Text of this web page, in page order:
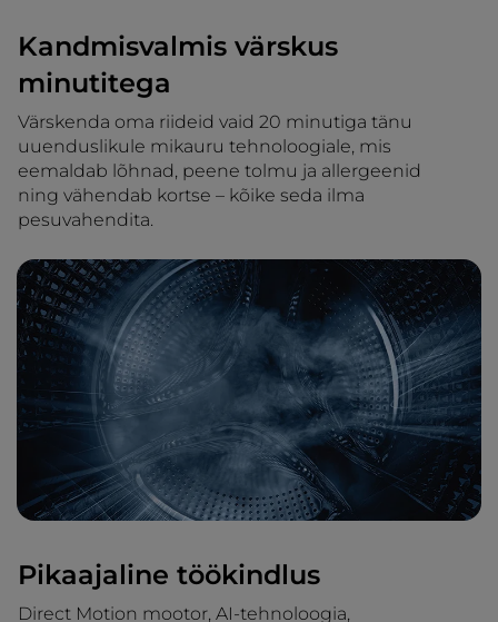
Kandmisvalmis värskus
minutitega
Värskenda oma riideid vaid 20 minutiga tänu
uuenduslikule mikauru tehnoloogiale, mis
eemaldab lõhnad, peene tolmu ja allergeenid
ning vähendab kortse – kõike seda ilma
pesuvahendita.
Pikaajaline töökindlus
Direct Motion mootor, AI-tehnoloogia,